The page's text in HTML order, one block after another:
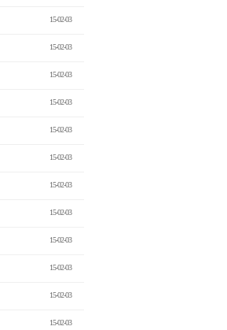
15-02-03
15-02-03
15-02-03
15-02-03
15-02-03
15-02-03
15-02-03
15-02-03
15-02-03
15-02-03
15-02-03
15-02-03